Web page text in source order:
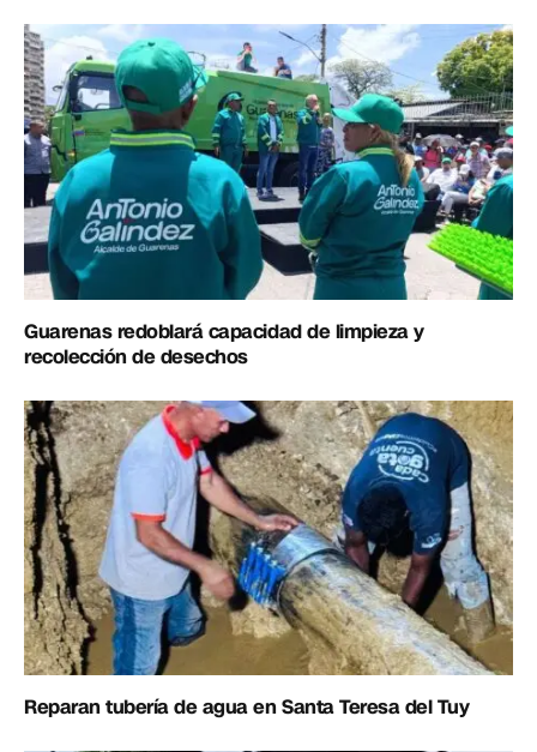
Guarenas redoblará capacidad de limpieza y
recolección de desechos
Reparan tubería de agua en Santa Teresa del Tuy